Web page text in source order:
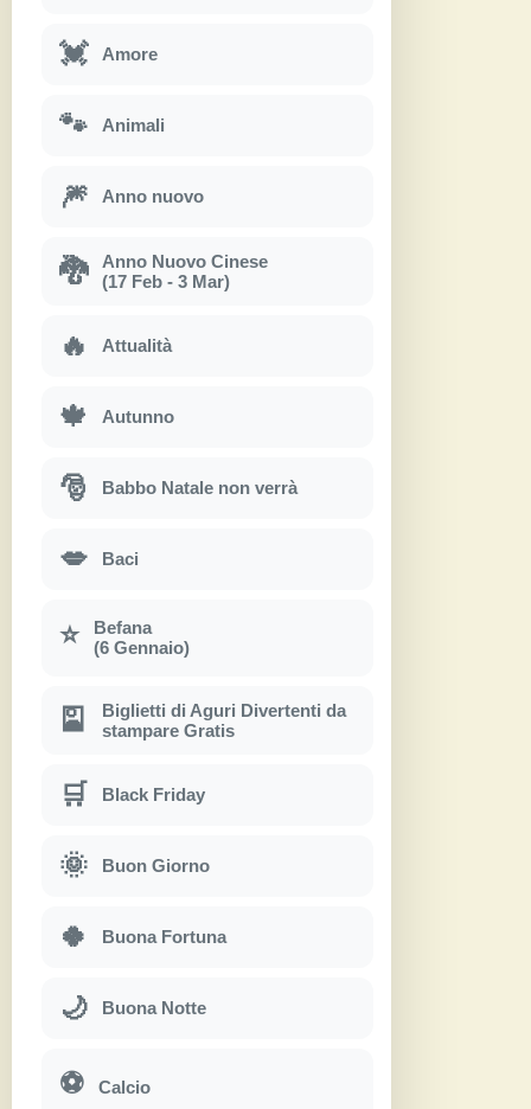
💓 Amore
🐾 Animali
🎆 Anno nuovo
🐉
Anno Nuovo Cinese
(17 Feb - 3 Mar)
🔥 Attualità
🍁 Autunno
🎅 Babbo Natale non verrà
💋 Baci
⭐
Befana
(6 Gennaio)
🎴
Biglietti di Aguri Divertenti da
stampare Gratis
🛒 Black Friday
🌞 Buon Giorno
🍀 Buona Fortuna
🌙 Buona Notte
⚽ Calcio